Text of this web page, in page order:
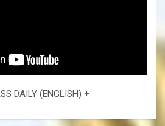
DAILY (ENGLISH) +